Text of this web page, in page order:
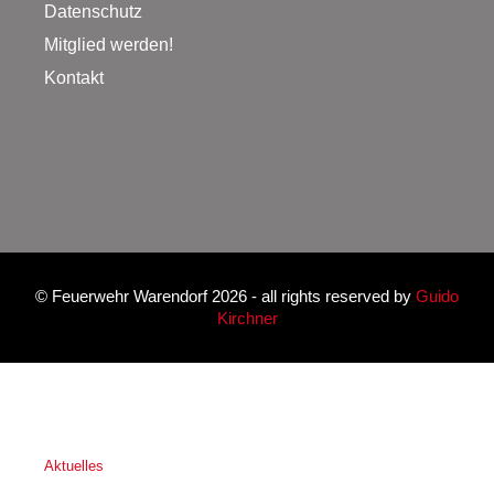
Datenschutz
Mitglied werden!
Kontakt
© Feuerwehr Warendorf 2026 - all rights reserved by Guido
Kirchner
Aktuelles